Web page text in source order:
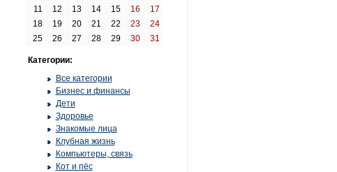
11
12 13 14 15 16
17
18
19 20 21 22 23
24
25
26 27 28 29 30 31
Категории:
Все категории
Бизнес и финансы
Дети
Здоровье
Знакомые лица
Клубная жизнь
Компьютеры, связь
Кот и пёс